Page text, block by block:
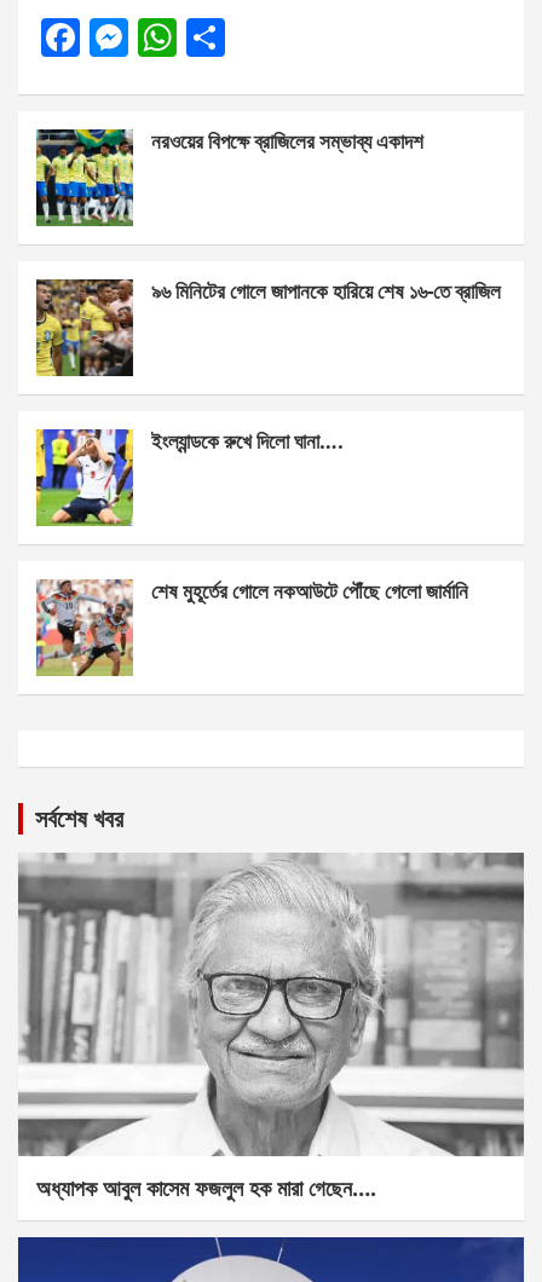
F
b
o
o
k
M
n
g
er
W
s
p
e
নরওয়ের বিপক্ষে ব্রাজিলের সম্ভাব্য একাদশ
৯৬ মিনিটের গোলে জাপানকে হারিয়ে শেষ ১৬-তে ব্রাজিল
ইংল্যান্ডকে রুখে দিলো ঘানা….
শেষ মুহূর্তের গোলে নকআউটে পৌঁছে গেলো জার্মানি
সর্বশেষ খবর
অধ্যাপক আবুল কাসেম ফজলুল হক মারা গেছেন….